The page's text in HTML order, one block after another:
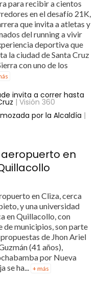
para recibir a cientos
en el desafío 21K,
que invita a atletas y
del running a vivir
deportiva que
la ciudad de Santa Cruz
con uno de los
invita a correr hasta
| Visión 360
por la Alcaldía |
en
en Cliza, cerca
y una universidad
en Quillacollo, con
de municipios, son parte
de Jhon Ariel
(41 años),
por Nueva
ha...
+ más